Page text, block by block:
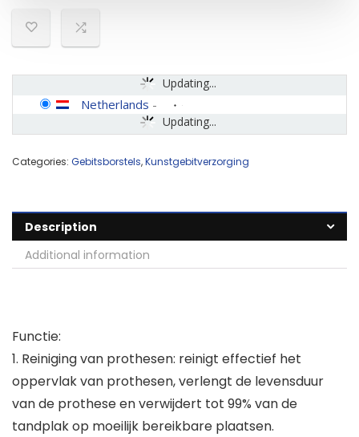
Updating...
Updating...
Netherlands -
Categories: Gebitsborstels,Kunstgebitverzorging
Description
Additional information
Functie:
1. Reiniging van prothesen: reinigt effectief het
oppervlak van prothesen, verlengt de levensduur
van de prothese en verwijdert tot 99% van de
tandplak op moeilijk bereikbare plaatsen.